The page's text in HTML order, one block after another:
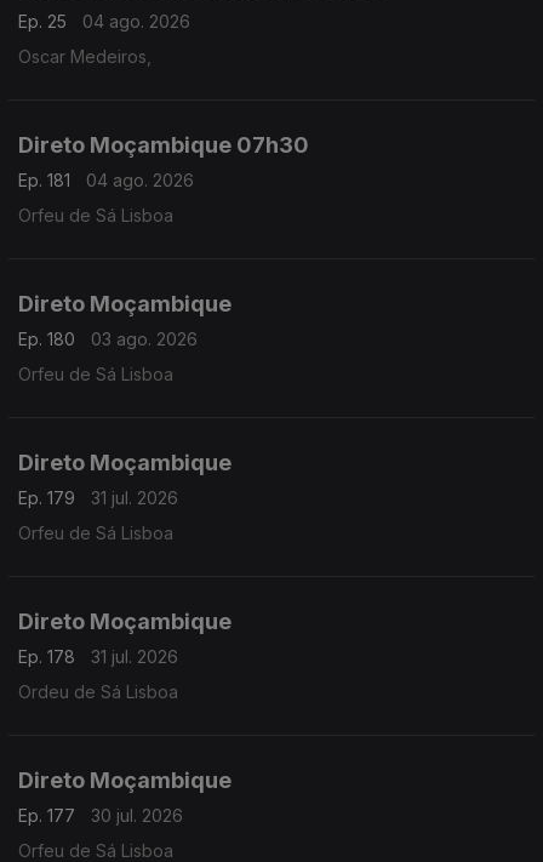
Ep. 25
04 ago. 2026
Oscar Medeiros,
Direto Moçambique 07h30
Ep. 181
04 ago. 2026
Orfeu de Sá Lisboa
Direto Moçambique
Ep. 180
03 ago. 2026
Orfeu de Sá Lisboa
Direto Moçambique
Ep. 179
31 jul. 2026
Orfeu de Sá Lisboa
Direto Moçambique
Ep. 178
31 jul. 2026
Ordeu de Sá Lisboa
Direto Moçambique
Ep. 177
30 jul. 2026
Orfeu de Sá Lisboa